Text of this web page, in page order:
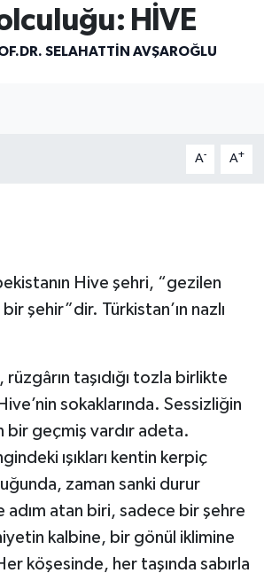
HİVE
SELAHATTIN AVŞAROĞLU
A- A+
Hive şehri, “gezilen
şehir”dir. Türkistan’ın nazlı
taşıdığı tozla birlikte
sokaklarında. Sessizliğin
bir geçmiş vardır adeta.
ışıkları kentin kerpiç
zaman sanki durur
adım atan biri, sadece bir şehre
kalbine, bir gönül iklimine
köşesinde, her taşında sabırla
- Privacy Policy